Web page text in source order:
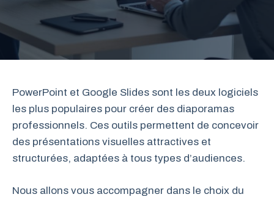
PowerPoint et Google Slides sont les deux logiciels
les plus populaires pour créer des diaporamas
professionnels. Ces outils permettent de concevoir
des présentations visuelles attractives et
structurées, adaptées à tous types d’audiences.
Nous allons vous accompagner dans le choix du